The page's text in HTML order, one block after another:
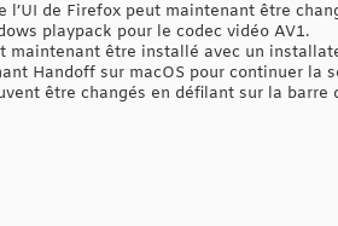
l’UI de Firefox peut maintenant être
playpack pour le codec vidéo AV1.
maintenant être installé avec un
Handoff sur macOS pour continuer
être changés en défilant sur la barre